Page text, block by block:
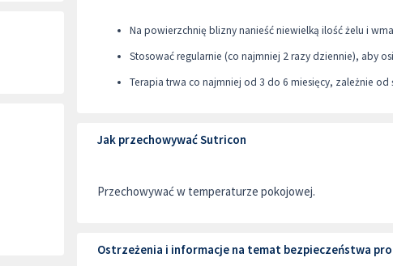
Na powierzchnię blizny nanieść niewielką ilość żelu i
Stosować regularnie (co najmniej 2 razy dziennie), aby
Terapia trwa co najmniej od 3 do 6 miesięcy, zależnie od
Jak przechowywać Sutricon
Przechowywać w temperaturze pokojowej.
Ostrzeżenia i informacje na temat bezpieczeństwa